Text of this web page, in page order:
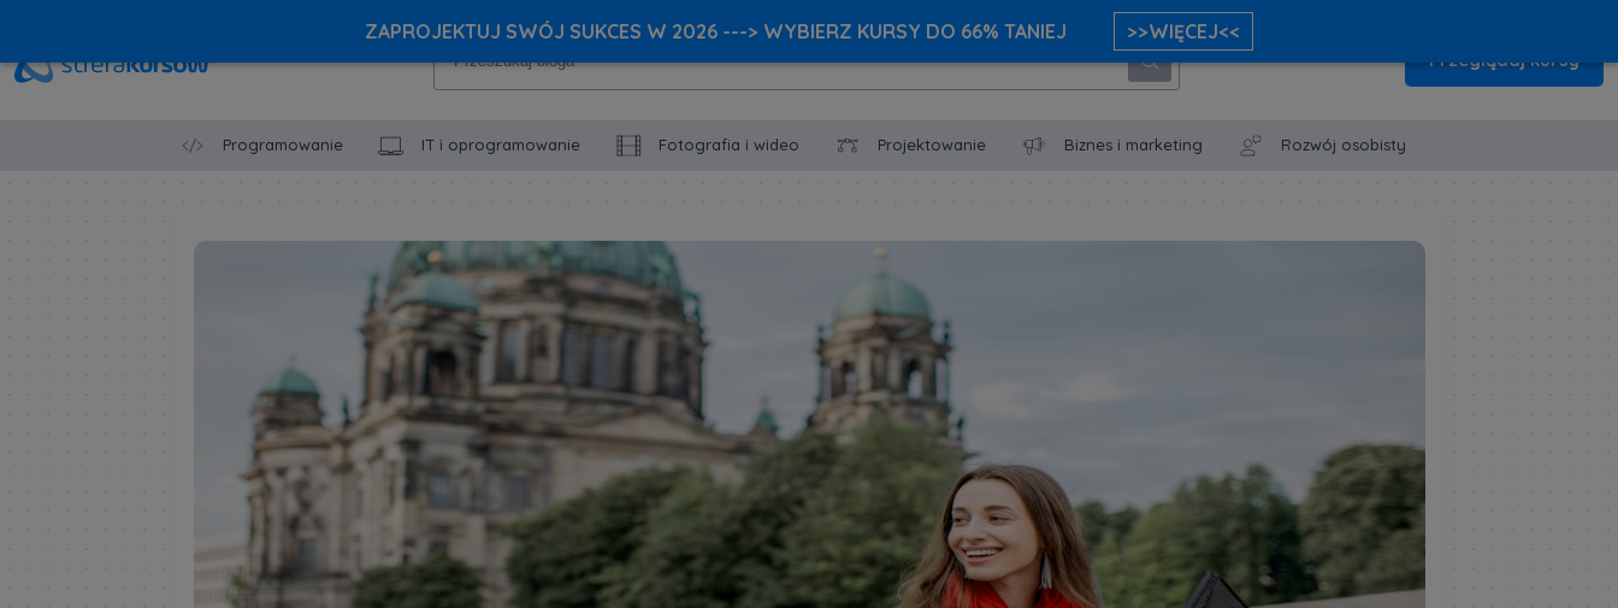
Przeglądaj kursy
Programowanie IT i oprogramowanie Fotografia i wideo Projektowanie Biznes i marketing Rozwój osobisty
ZAPROJEKTUJ SWÓJ SUKCES W 2026 ---> WYBIERZ KURSY DO 66% TANIEJ >>WIĘCEJ<<